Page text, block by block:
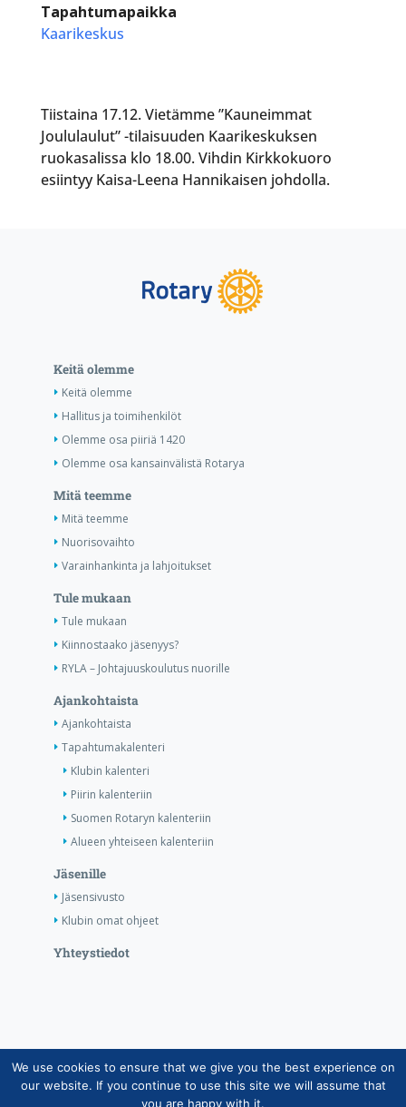
Tapahtumapaikka
Kaarikeskus
Tiistaina 17.12. Vietämme ”Kauneimmat
Joululaulut” -tilaisuuden Kaarikeskuksen
ruokasalissa klo 18.00. Vihdin Kirkkokuoro
esiintyy Kaisa-Leena Hannikaisen johdolla.
Keitä olemme
Keitä olemme
Hallitus ja toimihenkilöt
Olemme osa piiriä 1420
Olemme osa kansainvälistä Rotarya
Mitä teemme
Mitä teemme
Nuorisovaihto
Varainhankinta ja lahjoitukset
Tule mukaan
Tule mukaan
Kiinnostaako jäsenyys?
RYLA – Johtajuuskoulutus nuorille
Ajankohtaista
Ajankohtaista
Tapahtumakalenteri
Klubin kalenteri
Piirin kalenteriin
Suomen Rotaryn kalenteriin
Alueen yhteiseen kalenteriin
Jäsenille
Jäsensivusto
Klubin omat ohjeet
Yhteystiedot
Copyright © Suomen Rotarypalvelu ry 2026 |
Jäsentietojärjestelmän tietosuojaseloste| Henkilötietojen
We use cookies to ensure that we give you the best experience on
our website. If you continue to use this site we will assume that
you are happy with it.